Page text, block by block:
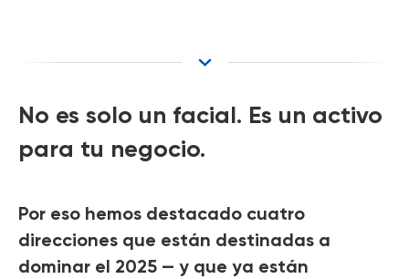
No es solo un facial. Es un activo
para tu negocio.
Por eso hemos destacado cuatro
direcciones que están destinadas a
dominar el 2025 — y que ya están